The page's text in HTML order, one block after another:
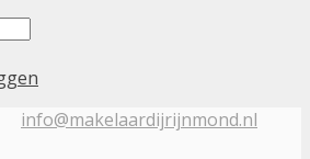
info@makelaardijrijnmond.nl